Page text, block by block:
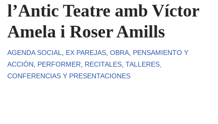
l’Antic Teatre amb Víctor
Amela i Roser Amills
AGENDA SOCIAL, EX PAREJAS, OBRA, PENSAMIENTO Y
ACCIÓN , PERFORMER, RECITALES, TALLERES,
CONFERENCIAS Y PRESENTACIONES